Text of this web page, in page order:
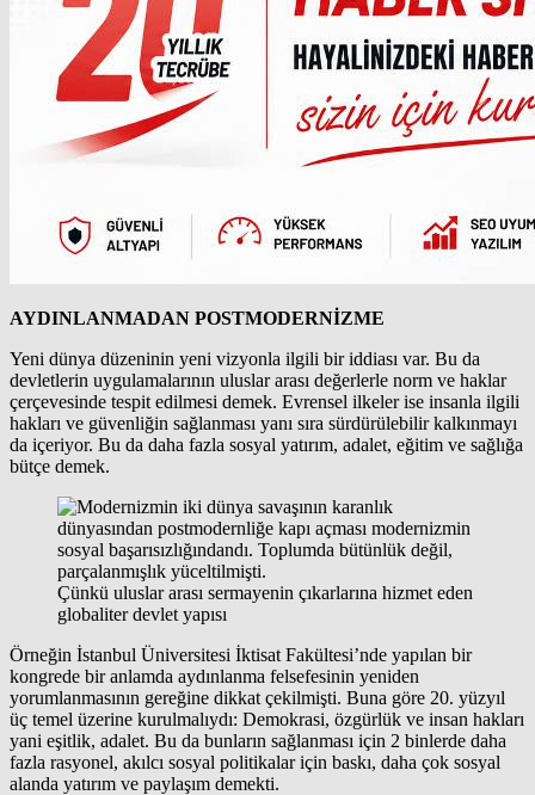
AYDINLANMADAN POSTMODERNİZME
Yeni dünya düzeninin yeni vizyonla ilgili bir iddiası var. Bu da
devletlerin uygulamalarının uluslar arası değerlerle norm ve haklar
çerçevesinde tespit edilmesi demek. Evrensel ilkeler ise insanla ilgili
hakları ve güvenliğin sağlanması yanı sıra sürdürülebilir kalkınmayı
da içeriyor. Bu da daha fazla sosyal yatırım, adalet, eğitim ve sağlığa
bütçe demek.
Çünkü uluslar arası sermayenin çıkarlarına hizmet eden
globaliter devlet yapısı
Örneğin İstanbul Üniversitesi İktisat Fakültesi’nde yapılan bir
kongrede bir anlamda aydınlanma felsefesinin yeniden
yorumlanmasının gereğine dikkat çekilmişti. Buna göre 20. yüzyıl
üç temel üzerine kurulmalıydı: Demokrasi, özgürlük ve insan hakları
yani eşitlik, adalet. Bu da bunların sağlanması için 2 binlerde daha
fazla rasyonel, akılcı sosyal politikalar için baskı, daha çok sosyal
alanda yatırım ve paylaşım demekti.